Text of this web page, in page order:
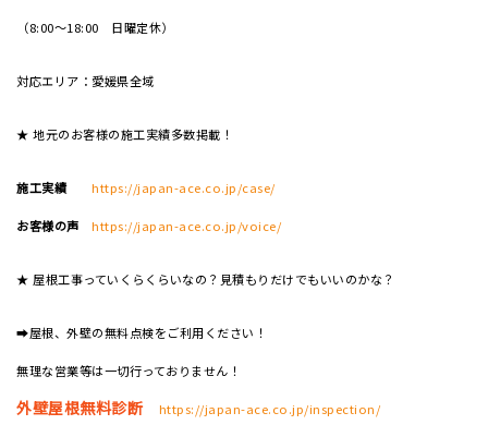
（8:00～18:00 日曜定休）
対応エリア：愛媛県全域
★ 地元のお客様の施工実績多数掲載！
施工実績 https://japan-ace.co.jp/case/
お客様の声 https://japan-ace.co.jp/voice/
★ 屋根工事っていくらくらいなの？見積もりだけでもいいのかな？
➡屋根、外壁の無料点検をご利用ください！
無理な営業等は一切行っておりません！
外壁屋根無料診断 https://japan-ace.co.jp/inspection/